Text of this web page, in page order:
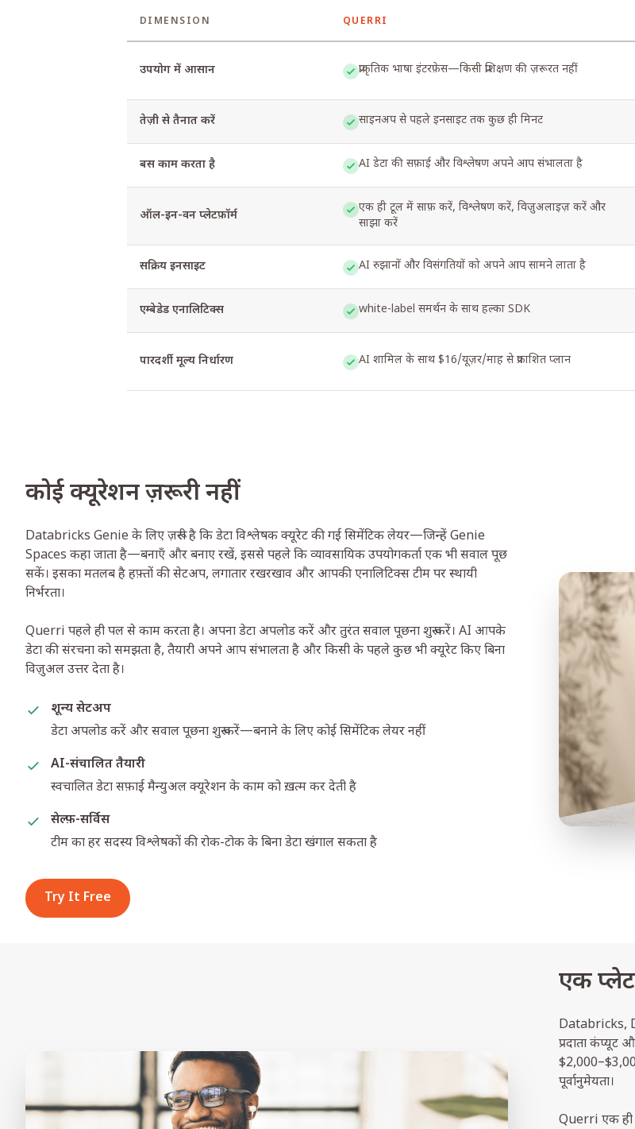
DIMENSION QUERRI
उपयोग में आसान प्राकृतिक भाषा इंटरफ़ेस—किसी प्रशिक्षण की ज़रूरत नहीं
तेज़ी से तैनात करें साइनअप से पहले इनसाइट तक कुछ ही मिनट
बस काम करता है AI डेटा की सफ़ाई और विश्लेषण अपने आप संभालता है
ऑल-इन-वन प्लेटफ़ॉर्म
एक ही टूल में साफ़ करें, विश्लेषण करें, विज़ुअलाइज़ करें और
साझा करें
सक्रिय इनसाइट AI रुझानों और विसंगतियों को अपने आप सामने लाता है
एम्बेडेड एनालिटिक्स white-label समर्थन के साथ हल्का SDK
पारदर्शी मूल्य निर्धारण AI शामिल के साथ $16/यूज़र/माह से प्रकाशित प्लान
कोई क्यूरेशन ज़रूरी नहीं
Databricks Genie के लिए ज़रूरी है कि डेटा विश्लेषक क्यूरेट की गई सिमेंटिक लेयर—जिन्हें Genie
Spaces कहा जाता है—बनाएँ और बनाए रखें, इससे पहले कि व्यावसायिक उपयोगकर्ता एक भी सवाल पूछ
सकें। इसका मतलब है हफ़्तों की सेटअप, लगातार रखरखाव और आपकी एनालिटिक्स टीम पर स्थायी
निर्भरता।
Querri पहले ही पल से काम करता है। अपना डेटा अपलोड करें और तुरंत सवाल पूछना शुरू करें। AI आपके
डेटा की संरचना को समझता है, तैयारी अपने आप संभालता है और किसी के पहले कुछ भी क्यूरेट किए बिना
विज़ुअल उत्तर देता है।
शून्य सेटअप
डेटा अपलोड करें और सवाल पूछना शुरू करें—बनाने के लिए कोई सिमेंटिक लेयर नहीं
AI-संचालित तैयारी
स्वचालित डेटा सफ़ाई मैन्युअल क्यूरेशन के काम को ख़त्म कर देती है
सेल्फ़-सर्विस
टीम का हर सदस्य विश्लेषकों की रोक-टोक के बिना डेटा खंगाल सकता है
Try It Free
एक
Databricks,
प्रदाता
पूर्वानुमेयता।
Querri एक ही